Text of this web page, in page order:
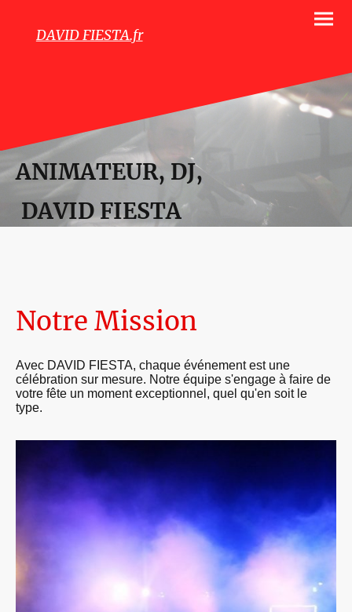
DAVID FIESTA.fr
ANIMATEUR, DJ,
DAVID FIESTA
Notre Mission
Avec DAVID FIESTA, chaque événement est une
célébration sur mesure. Notre équipe s'engage à faire de
votre fête un moment exceptionnel, quel qu'en soit le
type.